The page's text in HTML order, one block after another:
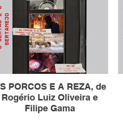
PORCOS E A REZA, de
Rogério Luiz Oliveira e
Filipe Gama